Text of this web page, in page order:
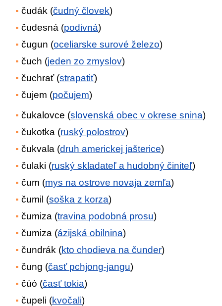
čudák (čudný človek)
čudesná (podivná)
čugun (oceliarske surové železo)
čuch (jeden zo zmyslov)
čuchrať (strapatiť)
čujem (počujem)
čukalovce (slovenská obec v okrese snina)
čukotka (ruský polostrov)
čukvala (druh americkej jašterice)
čulaki (ruský skladateľ a hudobný činiteľ)
čum (mys na ostrove novaja zemľa)
čumil (soška z korza)
čumiza (travina podobná prosu)
čumiza (ázijská obilnina)
čundrák (kto chodieva na čunder)
čung (časť pchjong-jangu)
čúó (časť tokia)
čupeli (kvočali)